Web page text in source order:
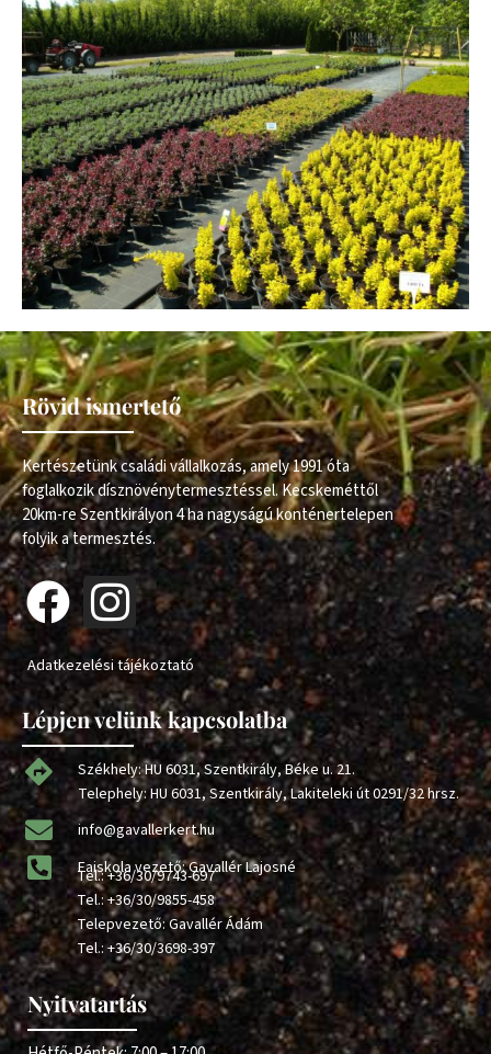
Rövid ismertető
Kertészetünk családi vállalkozás, amely 1991 óta
foglalkozik dísznövénytermesztéssel. Kecskeméttől
20km-re Szentkirályon 4 ha nagyságú konténertelepen
folyik a termesztés.
Adatkezelési tájékoztató
Lépjen velünk kapcsolatba
Székhely: HU 6031, Szentkirály, Béke u. 21.
Telephely: HU 6031, Szentkirály, Lakiteleki út 0291/32 hrsz.
info@gavallerkert.hu
Faiskola vezető: Gavallér Lajosné
Tel.:+36/30/9743-697
Tel.:+36/30/9855-458
Telepvezető: Gavallér Ádám
Tel.:+36/30/3698-397
Nyitvatartás